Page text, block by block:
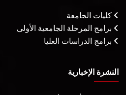
كليات الجامعة
برامج المرحلة الجامعية الأولى
برامج الدراسات العليا
النشرة الإخبارية